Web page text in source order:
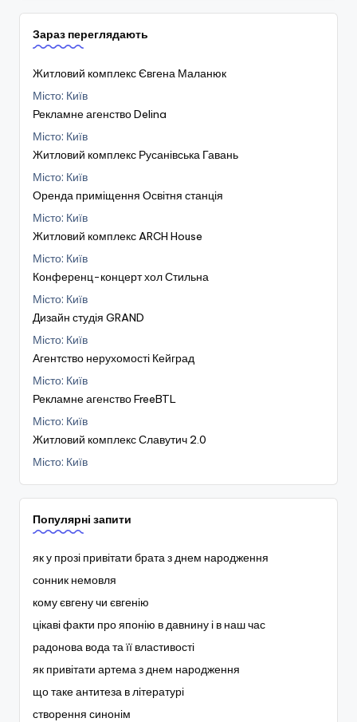
Зараз переглядають
Житловий комплекс Євгена Маланюк
Місто: Київ
Рекламне агенство Delina
Місто: Київ
Житловий комплекс Русанівська Гавань
Місто: Київ
Оренда приміщення Освітня станція
Місто: Київ
Житловий комплекс ARCH House
Місто: Київ
Конференц-концерт хол Стильна
Місто: Київ
Дизайн студія GRAND
Місто: Київ
Агентство нерухомості Кейград
Місто: Київ
Рекламне агенство FreeBTL
Місто: Київ
Житловий комплекс Славутич 2.0
Місто: Київ
Популярні запити
як у прозі привітати брата з днем народження
сонник немовля
кому євгену чи євгенію
цікаві факти про японію в давнину і в наш час
радонова вода та її властивості
як привітати артема з днем народження
що таке антитеза в літературі
створення синонім